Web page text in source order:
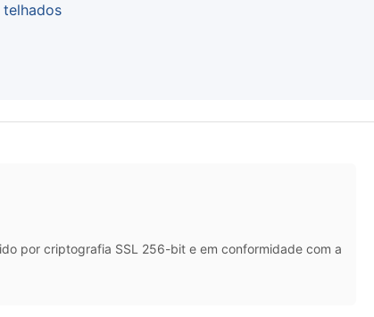
por criptografia SSL 256-bit e em conformidade com a